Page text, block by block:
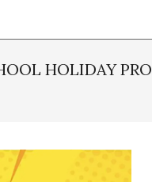
HOLIDAY